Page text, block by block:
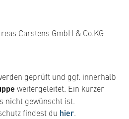
Carstens GmbH & Co.KG
geprüft und ggf. innerhalb
weitergeleitet. Ein kurzer
nicht gewünscht ist.
findest du hier.